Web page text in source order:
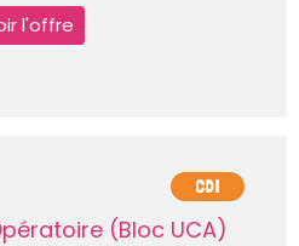
l'offre
CDI
(Bloc UCA)